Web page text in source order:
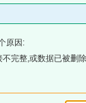
原因:
完整,或数据已被删